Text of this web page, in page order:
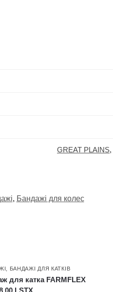
GREAT PLAINS,
, Бандажі для колес
, БАНДАЖІ ДЛЯ КАТКІВ
для катка FARMFLEX